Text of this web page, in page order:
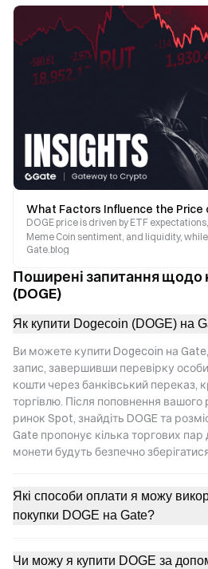
DOGE price is driven by ETF
Meme Coin sentiment, and liquidity,
on real use cases and capital inflows.
Gate.blog
Поширені запитання щодо
(DOGE)
Як купити Dogecoin (DOGE) на
Ви можете купити Dogecoin на
запис, завершивши перевірку
кошти через банківський переказ,
торгівлю. Після поповнення вашого
ринок Spot, знайдіть DOGE та
Gate пропонує кілька торгових пар
монети будуть безпечно
Які способи оплати я можу
покупки DOGE на Gate?
Чи можу я купити DOGE за